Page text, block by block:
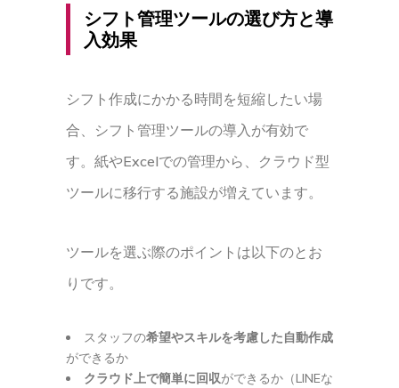
シフト管理ツールの選び方と導
入効果
シフト作成にかかる時間を短縮したい場
合、シフト管理ツールの導入が有効で
す。紙やExcelでの管理から、クラウド型
ツールに移行する施設が増えています。
ツールを選ぶ際のポイントは以下のとお
りです。
スタッフの希望やスキルを考慮した自動作成
ができるか
クラウド上で簡単に回収ができるか（LINEな